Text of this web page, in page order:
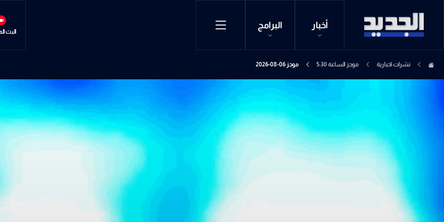
أخبار البرامج
البث
نشرات اخبارية موجز الساعة 5:30 موجز 06-08-2026